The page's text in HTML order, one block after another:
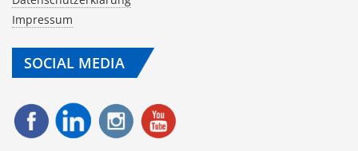
Impressum
SOCIAL MEDIA